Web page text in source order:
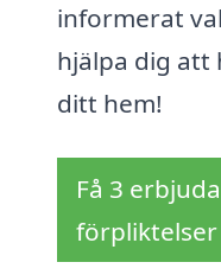
informerat
hjälpa dig att
ditt hem!
Få 3
förpliktelser